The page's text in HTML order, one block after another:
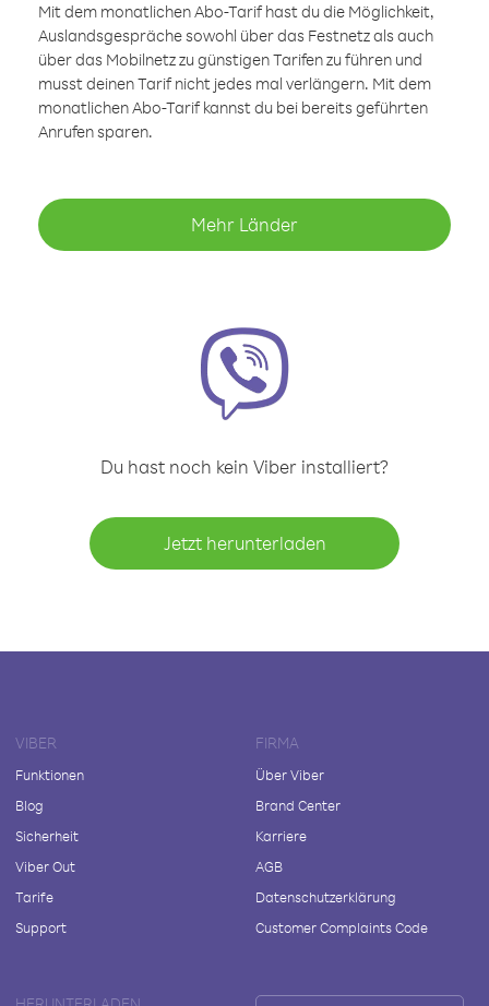
Mit dem monatlichen Abo-Tarif hast du die Möglichkeit,
Auslandsgespräche sowohl über das Festnetz als auch
über das Mobilnetz zu günstigen Tarifen zu führen und
musst deinen Tarif nicht jedes mal verlängern. Mit dem
monatlichen Abo-Tarif kannst du bei bereits geführten
Anrufen sparen.
Mehr Länder
Du hast noch kein Viber installiert?
Jetzt herunterladen
VIBER
Funktionen
Blog
Sicherheit
Viber Out
Tarife
Support
FIRMA
Über Viber
Brand Center
Karriere
AGB
Datenschutzerklärung
Customer Complaints Code